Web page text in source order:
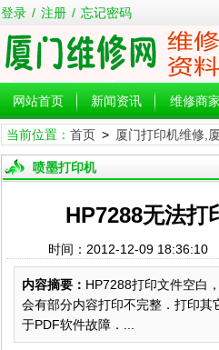
登录 / 注册 / 忘记密码
网站首页 新闻资讯 维修商家
当前位置： 首页> 厦门打印机维修,
喷墨打印机
HP7288无法打
时间：2012-12-09
内容摘要： HP7288打印文件空白
会有部分内容打印不完整．打印其
于PDF软件故障．...